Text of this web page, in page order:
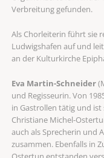
Verbreitung gefunden.
Als Chorleiterin führt sie
Ludwigshafen auf und
an der Kulturkirche
Eva Martin-Schneider
und Regisseurin. Von
in Gastrollen tätig und
Christiane Michel-
auch als Sprecherin und
zusammen. Ebenfalls in